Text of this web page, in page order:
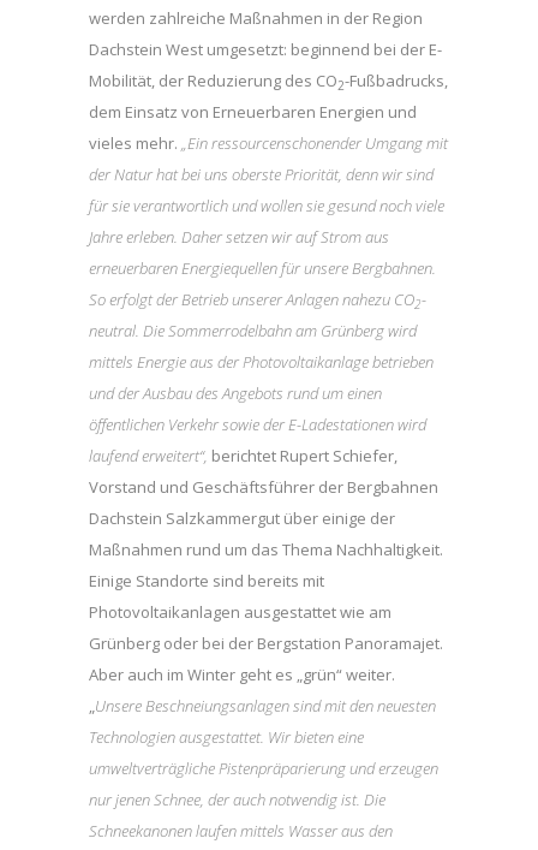
werden zahlreiche Maßnahmen in der Region
Dachstein West umgesetzt: beginnend bei der E-
Mobilität, der Reduzierung des CO2-Fußbadrucks,
dem Einsatz von Erneuerbaren Energien und
vieles mehr. „Ein ressourcenschonender Umgang mit
der Natur hat bei uns oberste Priorität, denn wir sind
für sie verantwortlich und wollen sie gesund noch viele
Jahre erleben. Daher setzen wir auf Strom aus
erneuerbaren Energiequellen für unsere Bergbahnen.
So erfolgt der Betrieb unserer Anlagen nahezu CO2-
neutral. Die Sommerrodelbahn am Grünberg wird
mittels Energie aus der Photovoltaikanlage betrieben
und der Ausbau des Angebots rund um einen
öffentlichen Verkehr sowie der E-Ladestationen wird
laufend erweitert“, berichtet Rupert Schiefer,
Vorstand und Geschäftsführer der Bergbahnen
Dachstein Salzkammergut über einige der
Maßnahmen rund um das Thema Nachhaltigkeit.
Einige Standorte sind bereits mit
Photovoltaikanlagen ausgestattet wie am
Grünberg oder bei der Bergstation Panoramajet.
Aber auch im Winter geht es „grün“ weiter.
„Unsere Beschneiungsanlagen sind mit den neuesten
Technologien ausgestattet. Wir bieten eine
umweltverträgliche Pistenpräparierung und erzeugen
nur jenen Schnee, der auch notwendig ist. Die
Schneekanonen laufen mittels Wasser aus den